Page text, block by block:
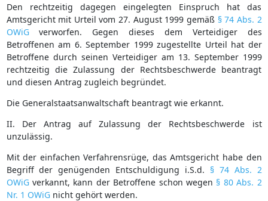
Den rechtzeitig dagegen eingelegten Einspruch hat das
Amtsgericht mit Urteil vom 27. August 1999 gemäß § 74 Abs. 2
OWiGverworfen. Gegen dieses dem Verteidiger des
Betroffenen am 6. September 1999 zugestellte Urteil hat der
Betroffene durch seinen Verteidiger am 13. September 1999
rechtzeitig die Zulassung der Rechtsbeschwerde beantragt
und diesen Antrag zugleich begründet.
Die Generalstaatsanwaltschaft beantragt wie erkannt.
II. Der Antrag auf Zulassung der Rechtsbeschwerde ist
unzulässig.
Mit der einfachen Verfahrensrüge, das Amtsgericht habe den
Begriff der genügenden Entschuldigung i.S.d. § 74 Abs. 2
OWiGverkannt, kann der Betroffene schon wegen § 80 Abs. 2
Nr. 1 OWiGnicht gehört werden.